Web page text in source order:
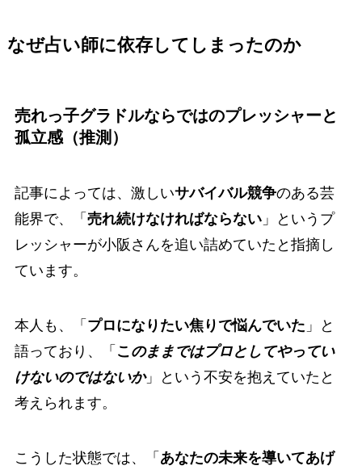
なぜ占い師に依存してしまったのか
売れっ子グラドルならではのプレッシャーと
孤立感（推測）
記事によっては、激しいサバイバル競争のある芸
能界で、「 売れ続けなければならない」というプ
レッシャーが小阪さんを追い詰めていたと指摘し
ています。
本人も、「 プロになりたい焦りで悩んでいた 」と
語っており、「 このままではプロとしてやってい
けないのではないか」という不安を抱えていたと
考えられます。
こうした状態では、「 あなたの未来を導いてあげ